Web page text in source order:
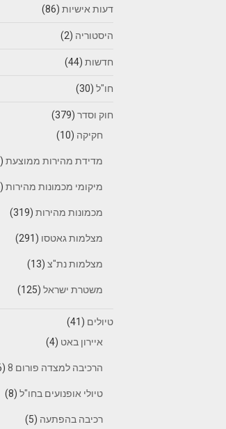
דעות אישיות (86)
היסטוריה (2)
חדשות (44)
חו"ל (30)
חוק וסדר (379)
חקיקה (10)
מדידת מהירות ממוצעת (6)
מיקומי מכמונות מהירות (2)
מכמונות מהירות (319)
מצלמות גאטסו (291)
מצלמות נת"צ (13)
משטרת ישראל (125)
טיולים (41)
איירון באט (4)
הרכיבה למצדה פורום 8 (16)
טיולי אופנועים בחו"ל (8)
רכיבה בהפתעה (5)